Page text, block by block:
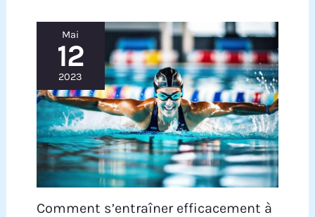
Mai
12
2023
Comment s’entraîner efficacement à